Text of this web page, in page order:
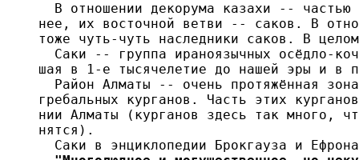
В отношении декорума казахи -- частью
нее, их восточной ветви -- саков. В
тоже чуть-чуть наследники саков. В
Саки -- группа ираноязычных осёдло-
шая в 1-е тысячелетие до нашей эры и в
Район Алматы -- очень протяжённая
гребальных курганов. Часть этих
нии Алматы (курганов здесь так много,
нятся).
Саки в энциклопедии Брокгауза и